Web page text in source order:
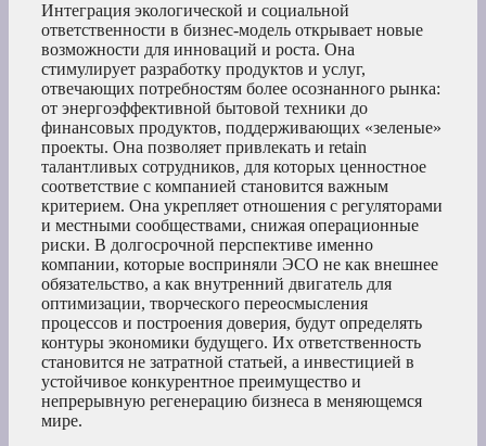
Интеграция экологической и социальной
ответственности в бизнес-модель открывает новые
возможности для инноваций и роста. Она
стимулирует разработку продуктов и услуг,
отвечающих потребностям более осознанного рынка:
от энергоэффективной бытовой техники до
финансовых продуктов, поддерживающих «зеленые»
проекты. Она позволяет привлекать и retain
талантливых сотрудников, для которых ценностное
соответствие с компанией становится важным
критерием. Она укрепляет отношения с регуляторами
и местными сообществами, снижая операционные
риски. В долгосрочной перспективе именно
компании, которые восприняли ЭСО не как внешнее
обязательство, а как внутренний двигатель для
оптимизации, творческого переосмысления
процессов и построения доверия, будут определять
контуры экономики будущего. Их ответственность
становится не затратной статьей, а инвестицией в
устойчивое конкурентное преимущество и
непрерывную регенерацию бизнеса в меняющемся
мире.